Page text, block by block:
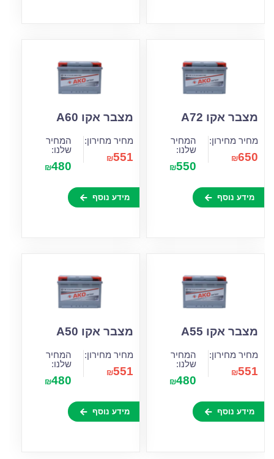
מצבר אקו A72
מחיר מחירון:
₪650
המחיר
שלנו:
₪550
מידע נוסף
מצבר אקו A60
מחיר מחירון:
₪551
המחיר
שלנו:
₪480
מידע נוסף
מצבר אקו A55
מחיר מחירון:
₪551
המחיר
שלנו:
₪480
מידע נוסף
מצבר אקו A50
מחיר מחירון:
₪551
המחיר
שלנו:
₪480
מידע נוסף